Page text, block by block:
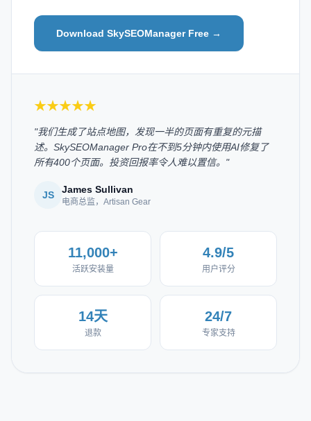
Download SkySEOManager Free →
★★★★★
"我们生成了站点地图，发现一半的页面有重复的元描
述。SkySEOManager Pro在不到5分钟内使用AI修复了
所有400个页面。投资回报率令人难以置信。"
JS James Sullivan
电商总监，Artisan Gear
11,000+
活跃安装量
4.9/5
用户评分
14天
退款
24/7
专家支持